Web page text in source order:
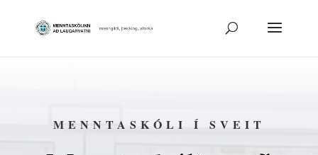
MENNTASKÓLI Í SVEIT